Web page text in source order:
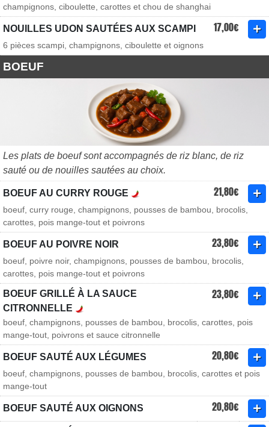
champignons, ciboulette, carottes et chou de shanghai
NOUILLES UDON SAUTÉES AUX SCAMPI 17,00€
6 pièces scampi, champignons, ciboulette et oignons
BOEUF
Les plats de boeuf sont accompagnés de riz blanc, de riz
sauté ou de nouilles sautées au choix.
BOEUF AU CURRY ROUGE 21,80€
boeuf, curry rouge, champignons, pousses de bambou, brocolis,
carottes, pois mange-tout et poivrons
BOEUF AU POIVRE NOIR 23,80€
boeuf, poivre noir, champignons, pousses de bambou, brocolis,
carottes, pois mange-tout et poivrons
BOEUF GRILLÉ À LA SAUCE
CITRONNELLE
23,80€
boeuf, champignons, pousses de bambou, brocolis, carottes, pois
mange-tout, poivrons et sauce citronnelle
BOEUF SAUTÉ AUX LÉGUMES 20,80€
boeuf, champignons, pousses de bambou, brocolis, carottes et pois
mange-tout
BOEUF SAUTÉ AUX OIGNONS 20,80€